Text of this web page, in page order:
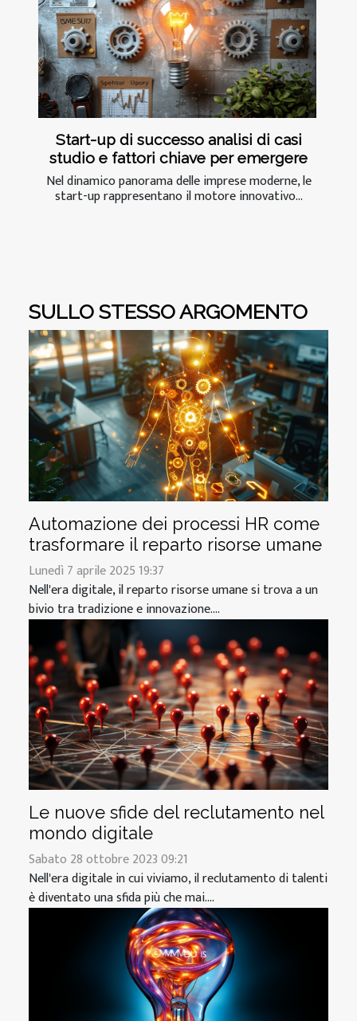
Start-up di successo analisi di casi
studio e fattori chiave per emergere
Nel dinamico panorama delle imprese moderne, le
start-up rappresentano il motore innovativo...
SULLO STESSO ARGOMENTO
Automazione dei processi HR come
trasformare il reparto risorse umane
Lunedì 7 aprile 2025 19:37
Nell'era digitale, il reparto risorse umane si trova a un
bivio tra tradizione e innovazione....
Le nuove sfide del reclutamento nel
mondo digitale
Sabato 28 ottobre 2023 09:21
Nell'era digitale in cui viviamo, il reclutamento di talenti
è diventato una sfida più che mai....